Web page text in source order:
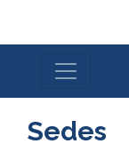
Sedes